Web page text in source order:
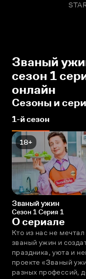
Званый
сезон 1
онлайн
Сезоны и
1-й сезон
18+
Званый ужин
Сезон 1 Серия 1
О сериале
Кто из нас не
званый ужин и
праздника, уюта и
проекте «Званый
разных профессий,